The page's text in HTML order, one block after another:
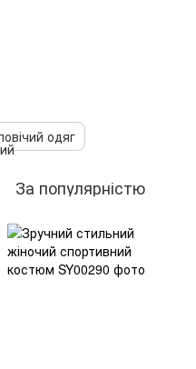
одяг
За популярністю